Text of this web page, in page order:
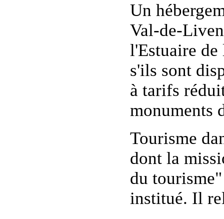
Un
Val-de-
l'Estuaire
s'ils sont
à tarifs
monuments
Tourisme
dont la
du
institué. Il